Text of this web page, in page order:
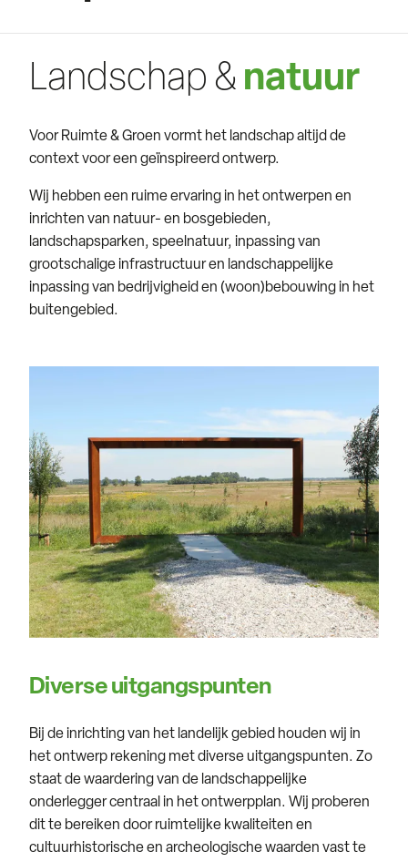
Landschap & natuur
Voor Ruimte & Groen vormt het landschap altijd de
context voor een geïnspireerd ontwerp.
Wij hebben een ruime ervaring in het ontwerpen en
inrichten van natuur- en bosgebieden,
landschapsparken, speelnatuur, inpassing van
grootschalige infrastructuur en landschappelijke
inpassing van bedrijvigheid en (woon)bebouwing in het
buitengebied.
Diverse uitgangspunten
Bij de inrichting van het landelijk gebied houden wij in
het ontwerp rekening met diverse uitgangspunten. Zo
staat de waardering van de landschappelijke
onderlegger centraal in het ontwerpplan. Wij proberen
dit te bereiken door ruimtelijke kwaliteiten en
cultuurhistorische en archeologische waarden vast te